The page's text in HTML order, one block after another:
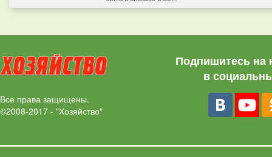
Все права защищены.
©2008-2017 - "Хозяйство"
Подпишитесь на
в